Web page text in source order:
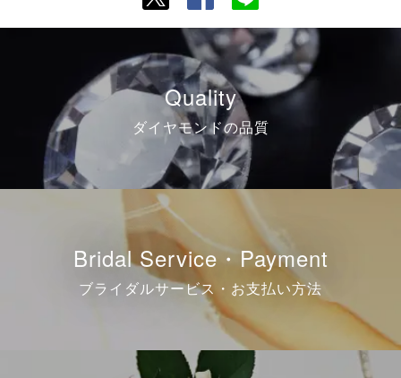
Quality
ダイヤモンドの品質
Bridal Service・Payment
ブライダルサービス・お支払い方法